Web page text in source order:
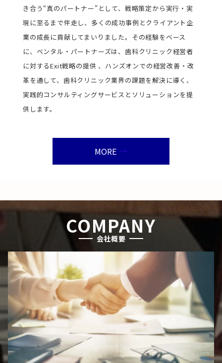
き合う“真のパートナー”として、戦略策定から実行・実
現に至るまで伴走し、多くの成功事例とクライアント企
業の成長に貢献してまいりました。その経験をベース
に、ベンタル・パートナーズは、歯科クリニック経営者
に対するExit戦略の提供 、ハンズオンでの経営改善・改
革を通して、歯科クリニック業界の課題を解決に導く、
実践的コンサルティングサービスとソリューションを提
供します。
MORE
COMPANY
会社概要